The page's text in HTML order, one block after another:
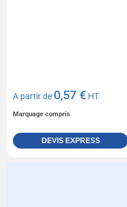
A partir de 0,57 € HT
Marquage compris
DEVIS EXPRESS